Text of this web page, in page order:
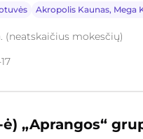
Akropolis Kaunas, Mega
(neatskaičius mokesčių)
„Aprangos“